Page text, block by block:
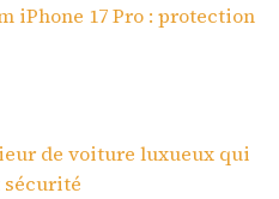
iPhone 17 Pro : protection
de voiture luxueux qui